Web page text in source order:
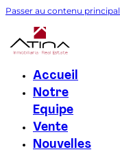
Passer au contenu principal
Accueil
Notre
Equipe
Vente
Nouvelles